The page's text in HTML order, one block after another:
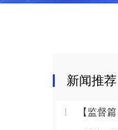
新闻推荐
1 【监督